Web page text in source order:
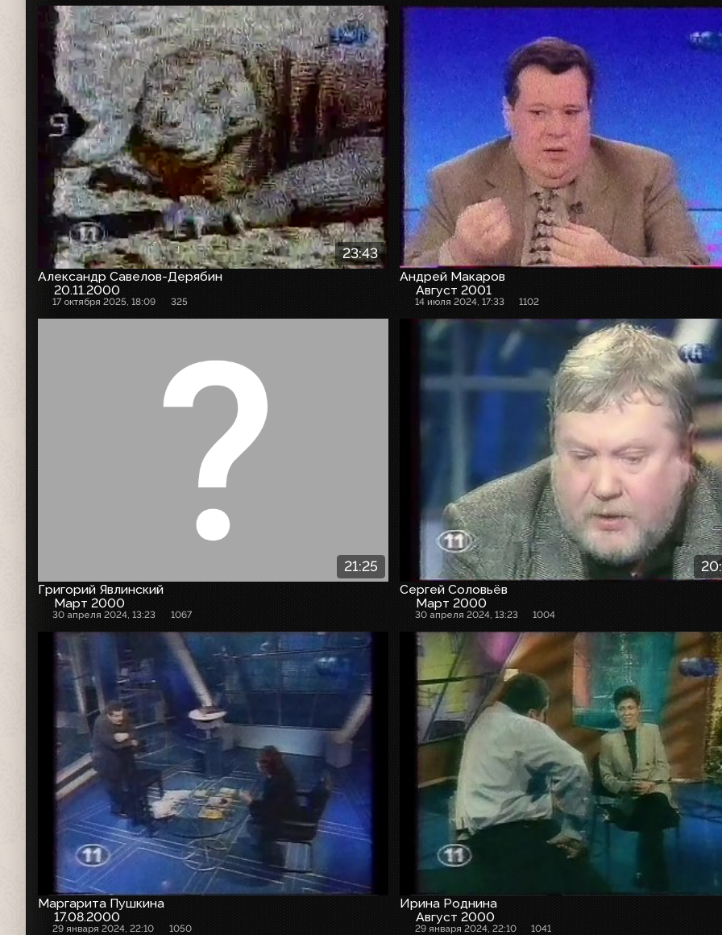
23:43
Александр Савелов-Дерябин
20.11.2000
17 октября 2025, 18:09 325
Андрей Макаров
Август 2001
14 июля 2024, 17:33 1102
21:25
Григорий Явлинский
Март 2000
30 апреля 2024, 13:23 1067
Сергей Соловьёв
Март 2000
30 апреля 2024, 13:23 1004
Маргарита Пушкина
17.08.2000
29 января 2024, 22:10 1050
Ирина Роднина
Август 2000
29 января 2024, 22:10 1041